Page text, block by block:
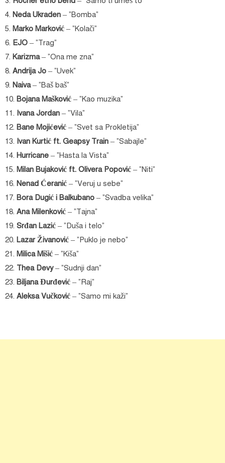
4. Neda Ukraden – “Bomba”
5. Marko Marković – “Kolači”
6. EJO – “Trag”
7. Karizma– “Ona me zna”
8. Andrija Jo – “Uvek”
9. Naiva– “Baš baš”
10. Bojana Mašković – “Kao muzika”
11. Ivana Jordan – “Vila”
12. Bane Mojićević – “Svet sa Prokletija”
13. Ivan Kurtić ft. Geapsy Train – “Sabajle”
14. Hurricane – “Hasta la Vista”
15. Milan Bujaković ft. Olivera Popović – “Niti”
16. Nenad Ćeranić – “Veruj u sebe”
17. Bora Dugić i Balkubano – “Svadba velika”
18. Ana Milenković – “Tajna”
19. Srđan Lazić – “Duša i telo”
20. Lazar Živanović – “Puklo je nebo”
21. Milica Mišić – “Kiša”
22. Thea Devy– “Sudnji dan”
23. Biljana Đurđević – “Raj”
24. Aleksa Vučković – “Samo mi kaži”